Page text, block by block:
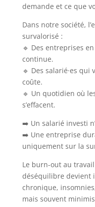
demande et ce que
Dans notre société,
survalorisé :
🔹 Des entreprises
continue.
🔹 Des salarié·es
coûte.
🔹 Un quotidien où
s’effacent.
➡️ Un salarié investi
➡️ Une entreprise
uniquement sur la
Le burn-out au
déséquilibre devient
chronique,
mais souvent